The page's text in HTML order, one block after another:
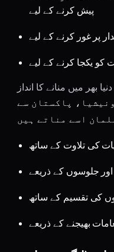
پیش کرنے کے لیے
پر غور کرنے کے لیے
کو یکجا کرنے کے لیے
دنیا بھر میں منانے کا انداز
پاکستان سے
کی تلاوت کے ساتھ
جلوسوں کے ذریعے
کی تقسیم کے ساتھ
بھیجنے کے ذریعے